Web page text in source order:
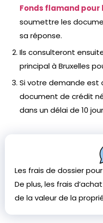
Fonds flamand pour
soumettre les
sa réponse.
Ils consulteront
principal à Bruxelles
Si votre demande est
document de crédit
dans un délai de 10
Les frais de dossier
De plus, les frais
de la valeur de la